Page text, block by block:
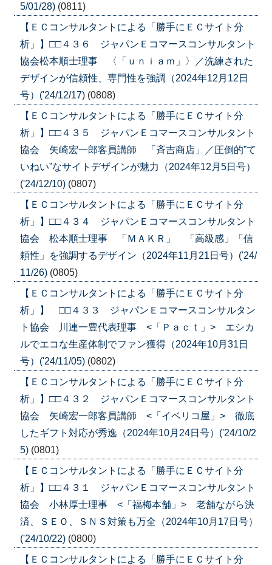
5/01/28) (0811)
【ＥＣコンサルタントによる「勝手にＥＣサイト分
析」】□□４３６ ジャパンＥコマースコンサルタント
協会松本順士理事 〈「ｕｎｉａｍ」〉／洗練された
デザインが信頼性、専門性を強調（2024年12月12日
号）('24/12/17) (0808)
【ＥＣコンサルタントによる「勝手にＥＣサイト分
析」】□□４３５ ジャパンＥコマースコンサルタント
協会 矢崎宏一郎客員講師 「斉吉商店」／圧倒的”て
いねい”なサイトデザインが魅力（2024年12月5日号）
('24/12/10) (0807)
【ＥＣコンサルタントによる「勝手にＥＣサイト分
析」】□□４３４ ジャパンＥコマースコンサルタント
協会 松本順士理事 「ＭＡＫＲ」 「高級感」「信
頼性」を強調するデザイン（2024年11月21日号）('24/
11/26) (0805)
【ＥＣコンサルタントによる「勝手にＥＣサイト分
析」】 □□４３３ ジャパンＥコマースコンサルタン
ト協会 川連一豊代表理事 <「Ｐａｃｔ」> エシカ
ルでエコな生産体制でファン獲得（2024年10月31日
号）('24/11/05) (0802)
【ＥＣコンサルタントによる「勝手にＥＣサイト分
析」】□□４３２ ジャパンＥコマースコンサルタント
協会 矢崎宏一郎客員講師 <「イベリコ屋」> 徹底
したギフト対応が秀逸（2024年10月24日号）('24/10/2
5) (0801)
【ＥＣコンサルタントによる「勝手にＥＣサイト分
析」】□□４３１ ジャパンＥコマースコンサルタント
協会 小林厚士理事 <「福梅本舗」> 老舗ながら決
済、ＳＥＯ、ＳＮＳ対策も万全（2024年10月17日号）
('24/10/22) (0800)
【ＥＣコンサルタントによる「勝手にＥＣサイト分